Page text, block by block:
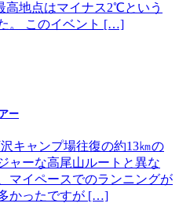
高地点はマイナス2℃という
。 このイベント […]
ー
沢キャンプ場往復の約13㎞の
ャーな高尾山ルートと異な
マイペースでのランニングが
かったですが […]